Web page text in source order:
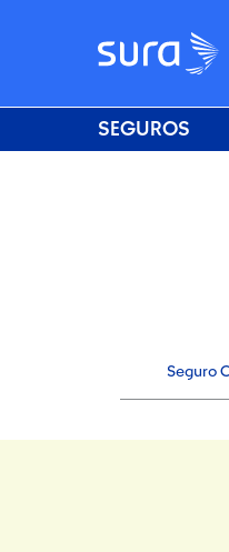
SEGUROS
Seguro